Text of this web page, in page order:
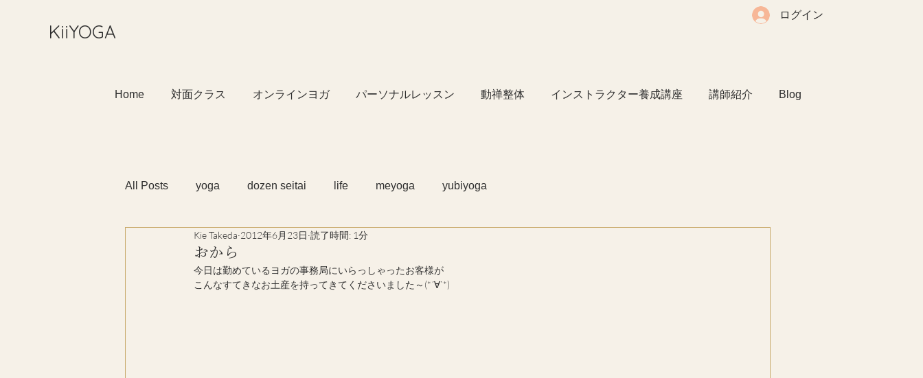
​KiiYOGA
ログイン
Home 対面クラス オンラインヨガ パーソナルレッスン 動禅整体 インストラクター養成講座 講師紹介 Blog
All Posts yoga dozen seitai life meyoga yubiyoga
おから
Kie Takeda 2012年6月23日 読了時間: 1分
今日は勤めているヨガの事務局にいらっしゃったお客様が
こんなすてきなお土産を持ってきてくださいました～(*´∀`*)